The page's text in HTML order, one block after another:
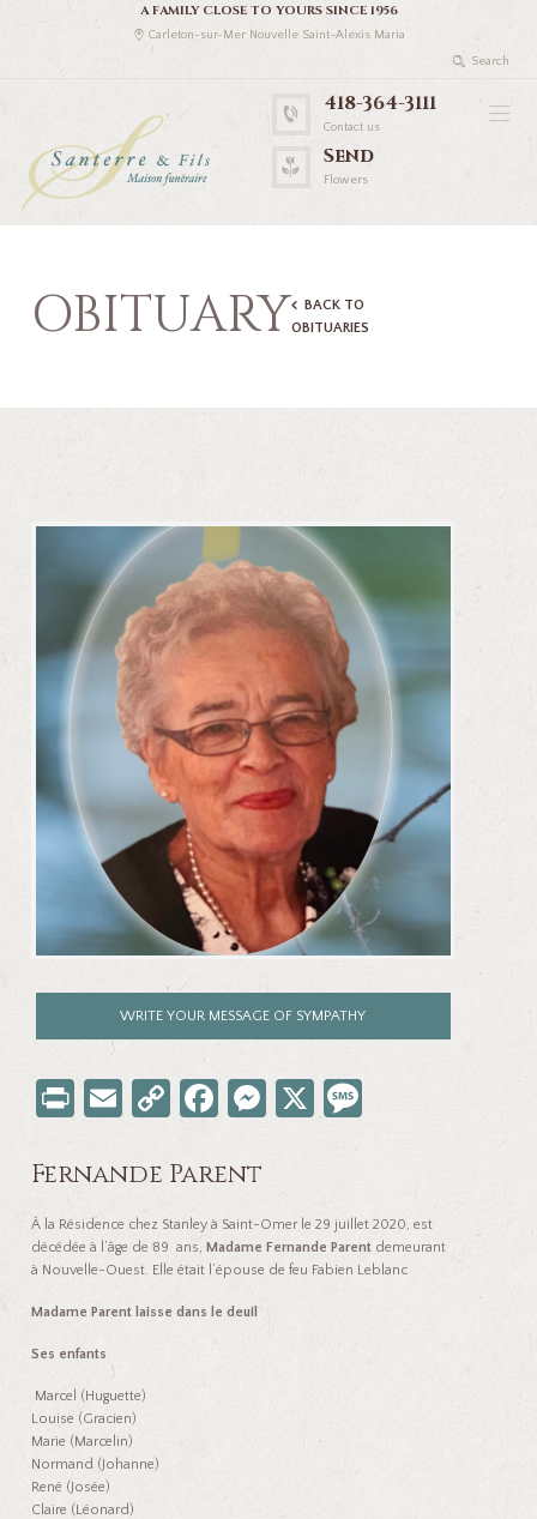
A FAMILY CLOSE TO YOURS SINCE 1956
Carleton-sur-Mer Nouvelle Saint-Alexis Maria
418-364-3111
Contact us
Send
Flowers
OBITUARY
BACK TO
OBITUARIES
WRITE YOUR MESSAGE OF SYMPATHY
Pr
t
E
ail
C
p
y
Li
nk
Fa
b
o
o
k
M
n
ge
r
X
ge
Fernande Parent
À la Résidence chez Stanley à Saint-Omer le 29 juillet 2020, est
décédée à l’âge de 89 ans,Madame Fernande Parent demeurant
à Nouvelle-Ouest. Elle était l’épouse de feu Fabien Leblanc
Madame Parent laisse dans le deuil
Ses enfants
Marcel (Huguette)
Louise (Gracien)
Marie (Marcelin)
Normand (Johanne)
René (Josée)
Claire (Léonard)